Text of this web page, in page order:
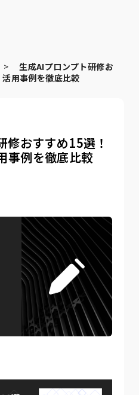
生成AIプロンプト研修お
用事例を徹底比較
修おすすめ15選！
事例を徹底比較